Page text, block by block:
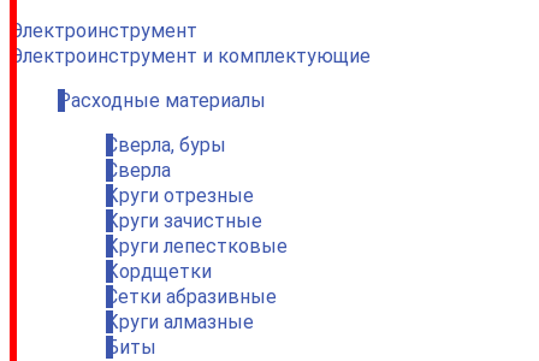
Электроинструмент
Электроинструмент и комплектующие
Расходные материалы
Сверла, буры
Сверла
Круги отрезные
Круги зачистные
Круги лепестковые
Кордщетки
Сетки абразивные
Круги алмазные
Биты